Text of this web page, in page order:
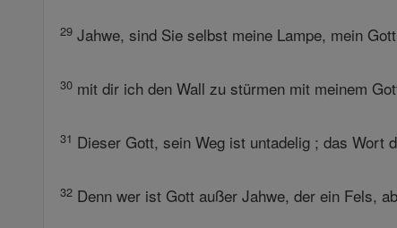
29 Jahwe, sind Sie selbst meine Lampe, mein
30 mit dir ich den Wall zu stürmen mit meinem
31 Dieser Gott, sein Weg ist untadelig ; das Wort
32 Denn wer ist Gott außer Jahwe, der ein Fels,